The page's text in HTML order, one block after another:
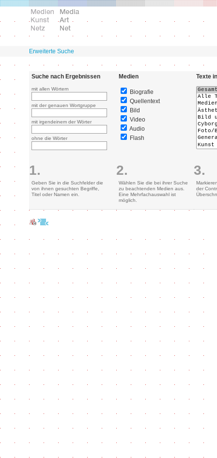
Erweiterte Suche
Suche nach Ergebnissen
mit allen Wörtern
mit der genauen Wortgruppe
mit irgendeinem der Wörter
ohne die Wörter
1.
Geben Sie in die Suchfelder die
von ihnen gesuchten Begriffe,
Titel oder Namen ein.
Medien
Biografie
Quellentext
Bild
Video
Audio
Flash
2.
Wählen Sie die bei ihrer Suche
zu beachtenden Medien aus.
Eine Mehrfachauswahl ist
möglich.
Texte in
3.
der